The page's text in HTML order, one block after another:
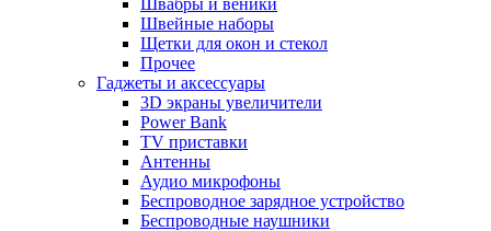
Швабры и веники
Швейные наборы
Щетки для окон и стекол
Прочее
Гаджеты и аксессуары
3D экраны увеличители
Power Bank
TV приставки
Антенны
Аудио микрофоны
Беспроводное зарядное устройство
Беспроводные наушники